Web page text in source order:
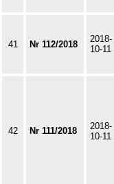
41 Nr 112/2018
2018-
10-11
42 Nr 111/2018
2018-
10-11